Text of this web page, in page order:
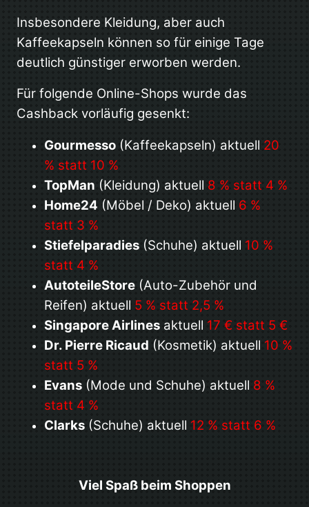
Insbesondere Kleidung, aber auch
Kaffeekapseln können so für einige Tage
deutlich günstiger erworben werden.
Für folgende Online-Shops wurde das
Cashback vorläufig gesenkt:
Gourmesso (Kaffeekapseln) aktuell 20
% statt 10 %
TopMan (Kleidung) aktuell 8 % statt 4 %
Home24 (Möbel / Deko) aktuell 6 %
statt 3 %
Stiefelparadies (Schuhe) aktuell 10 %
statt 4 %
AutoteileStore (Auto-Zubehör und
Reifen) aktuell 5 % statt 2,5 %
Singapore Airlines aktuell 17 € statt 5 €
Dr. Pierre Ricaud (Kosmetik) aktuell 10 %
statt 5 %
Evans (Mode und Schuhe) aktuell 8 %
statt 4 %
Clarks (Schuhe) aktuell 12 % statt 6 %
Viel Spaß beim Shoppen